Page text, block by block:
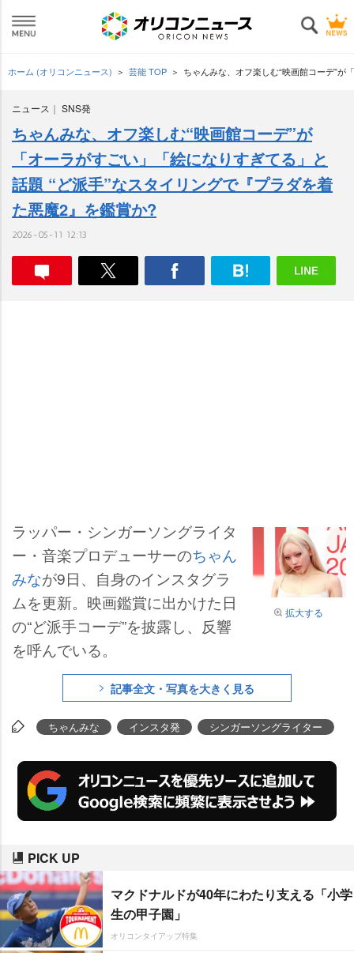
ホーム (オリコンニュース) 芸能 TOP ちゃんみな、オフ楽しむ“映画館コーデ”が
ニュース SNS発
ちゃんみな、オフ楽しむ“映画館コーデ”が
「オーラがすごい」「絵になりすぎてる」と
話題 “ど派手”なスタイリングで『プラダを着
た悪魔2』を鑑賞か?
2026-05-11 12:13
拡大する
ラッパー・シンガーソングライタ
ー・音楽プロデューサーのちゃん
みなが9日、自身のインスタグラ
ムを更新。映画鑑賞に出かけた日
の“ど派手コーデ”を披露し、反響
を呼んでいる。
記事全文・写真を大きく見る
ちゃんみな インスタ発 シンガーソングライター
PICK UP
マクドナルドが40年にわたり支える「小学
生の甲子園」
オリコンタイアップ特集